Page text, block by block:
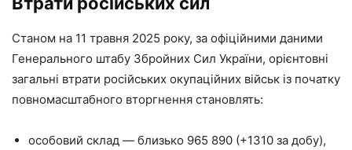
Станом на 11 травня 2025 року, за офіційними даними
Генерального штабу Збройних Сил України, орієнтовні
загальні втрати російських окупаційних військ із початку
повномасштабного вторгнення становлять:
особовий склад — близько 965 890 (+1310 за добу),